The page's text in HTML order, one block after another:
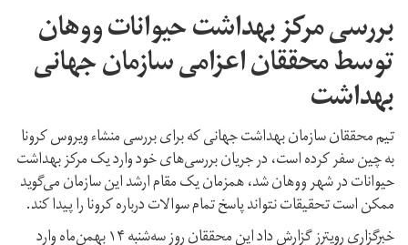
بررسی مرکز بهداشت حیوانات ووهان
توسط محققان اعزامی سازمان جهانی
بهداشت
تیم محققان سازمان بهداشت جهانی که برای بررسی منشاء ویروس کرونا
به چین سفر کرده است، در جریان بررسی‌های خود وارد یک مرکز بهداشت
حیوانات در شهر ووهان شد، همزمان یک مقام ارشد این سازمان می‌گوید
ممکن است تحقیقات نتواند پاسخ تمام سوالات درباره کرونا را پیدا کند.